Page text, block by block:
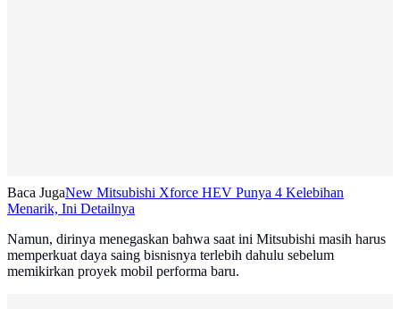
Baca JugaNew Mitsubishi Xforce HEV Punya 4 Kelebihan
Menarik, Ini Detailnya
Namun, dirinya menegaskan bahwa saat ini Mitsubishi masih harus
memperkuat daya saing bisnisnya terlebih dahulu sebelum
memikirkan proyek mobil performa baru.